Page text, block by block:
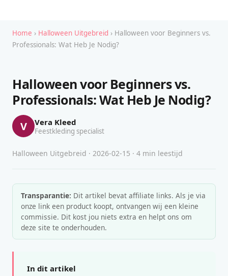
Home › Halloween Uitgebreid › Halloween voor Beginners vs.
Professionals: Wat Heb Je Nodig?
Halloween voor Beginners vs.
Professionals: Wat Heb Je Nodig?
V Vera Kleed
Feestkleding specialist
Halloween Uitgebreid · 2026-02-15 · 4 min leestijd
Transparantie: Dit artikel bevat affiliate links. Als je via
onze link een product koopt, ontvangen wij een kleine
commissie. Dit kost jou niets extra en helpt ons om
deze site te onderhouden.
In dit artikel